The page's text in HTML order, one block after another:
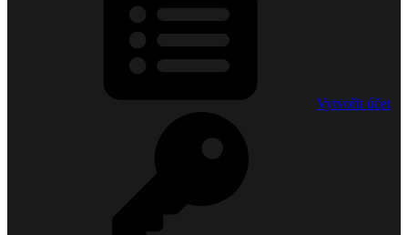
Vytvořit účet